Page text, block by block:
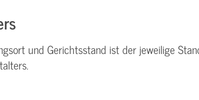
und Gerichtsstand ist der jeweilige